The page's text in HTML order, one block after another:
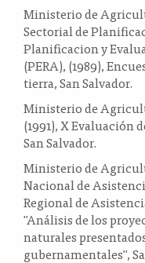
Ministerio de
Sectorial de
Planificacion y
(PERA), (1989),
tierra, San Salvador.
Ministerio de
(1991), X Evaluación
San Salvador.
Ministerio de
Nacional de
Regional de
"Análisis de los
naturales
gubernamentales",